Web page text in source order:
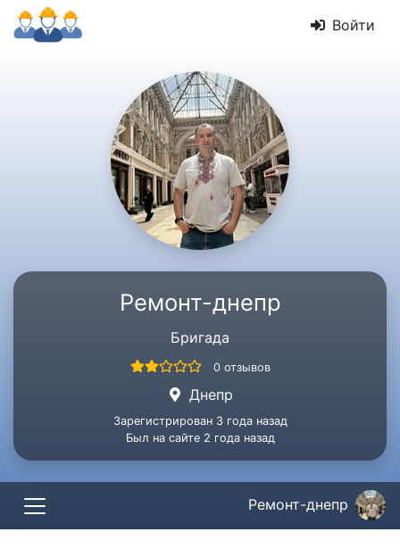
Войти
Ремонт-днепр
Бригада
0 отзывов
Днепр
Зарегистрирован 3 года назад
Был на сайте 2 года назад
Ремонт-днепр